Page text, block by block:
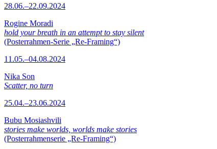
28.06.–22.09.2024
Rogine Moradi
hold your breath in an attempt to stay silent
(Posterrahmen-Serie „Re-Framing“)
11.05.–04.08.2024
Nika Son
Scatter, no turn
25.04.–23.06.2024
Bubu Mosiashvili
stories make worlds, worlds make stories
(Posterrahmenserie „Re-Framing“)